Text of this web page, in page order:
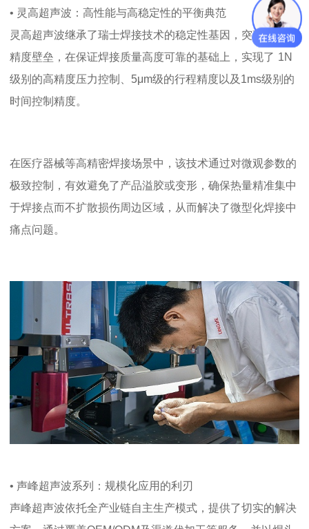
• 灵高超声波：高性能与高稳定性的平衡典范
灵高超声波继承了瑞士焊接技术的稳定性基因， 突破了传统
精度壁垒 ， 在保证焊接质量高度可靠的基础上，实现了 1N
级别的高精度压力控制、5μm级的行程精度以及1ms级别的
时间控制精度。
在医疗器械等高精密焊接场景中，该技术通过对微观参数的
极致控制，有效避免了产品溢胶或变形，确保热量精准集中
于焊接点而不扩散损伤周边区域，从而解决了微型化焊接中
痛点问题。
• 声峰超声波系列：规模化应用的利刃
声峰超声波依托全产业链自主生产模式，提供了切实的解决